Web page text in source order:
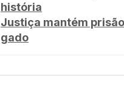
história
Justiça mantém
gado